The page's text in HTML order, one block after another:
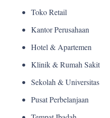
Toko Retail
Kantor Perusahaan
Hotel & Apartemen
Klinik & Rumah Sakit
Sekolah & Universitas
Pusat Perbelanjaan